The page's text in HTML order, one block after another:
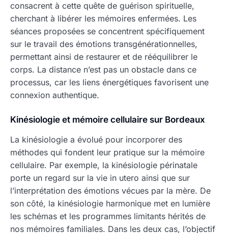
consacrent à cette quête de guérison spirituelle,
cherchant à libérer les mémoires enfermées. Les
séances proposées se concentrent spécifiquement
sur le travail des émotions transgénérationnelles,
permettant ainsi de restaurer et de rééquilibrer le
corps. La distance n’est pas un obstacle dans ce
processus, car les liens énergétiques favorisent une
connexion authentique.
Kinésiologie et mémoire cellulaire sur Bordeaux
La kinésiologie a évolué pour incorporer des
méthodes qui fondent leur pratique sur la mémoire
cellulaire. Par exemple, la kinésiologie périnatale
porte un regard sur la vie in utero ainsi que sur
l’interprétation des émotions vécues par la mère. De
son côté, la kinésiologie harmonique met en lumière
les schémas et les programmes limitants hérités de
nos mémoires familiales. Dans les deux cas, l’objectif